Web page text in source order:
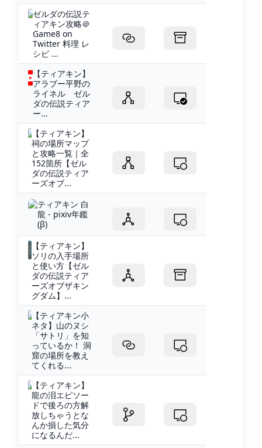
ゼルダの伝説テ
ィアキン攻略＠
Game8 on
Twitter 料理 レ
シピ ...
【ティアキン】
アラブー平野の
ライネル ゼル
ダの伝説ティア
ー...
【ティアキン】
祠の場所マップ
と攻略一覧｜全
152箇所【ゼル
ダの伝説ティア
ーズオブ...
ティアキン 白
龍 - pixiv年鑑
(β)
【ティアキン】
ソリの入手場所
と使い方【ゼル
ダの伝説ティア
ーズオブザキン
グダム】...
【ティアキン小
ネタ】山のヌシ
「サトリ」を知
っているか！ 洞
窟の場所を教え
てくれる...
【ティアキン】
龍の泪エピソー
ドで後ろの方解
放しちゃうとな
んか損した気分
になるんだ...